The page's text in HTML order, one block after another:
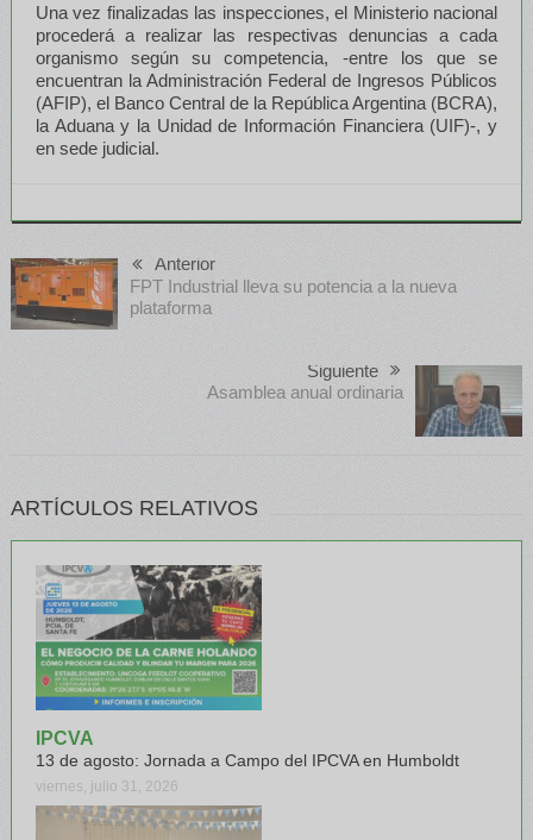
Una vez finalizadas las inspecciones, el Ministerio nacional
procederá a realizar las respectivas denuncias a cada
organismo según su competencia, -entre los que se
encuentran la Administración Federal de Ingresos Públicos
(AFIP), el Banco Central de la República Argentina (BCRA),
la Aduana y la Unidad de Información Financiera (UIF)-, y
en sede judicial.
Anterior
FPT Industrial lleva su potencia a la nueva
plataforma
Siguiente
Asamblea anual ordinaria
ARTÍCULOS RELATIVOS
IPCVA
13 de agosto: Jornada a Campo del IPCVA en Humboldt
viernes, julio 31, 2026